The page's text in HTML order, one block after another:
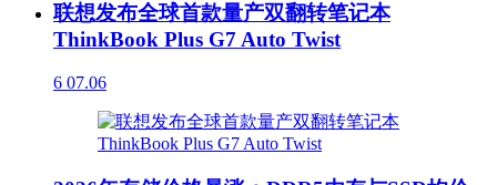
联想发布全球首款量产双翻转笔记本
ThinkBook Plus G7 Auto Twist
6 07.06